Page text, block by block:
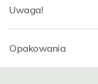
Uwaga!
Opakowania